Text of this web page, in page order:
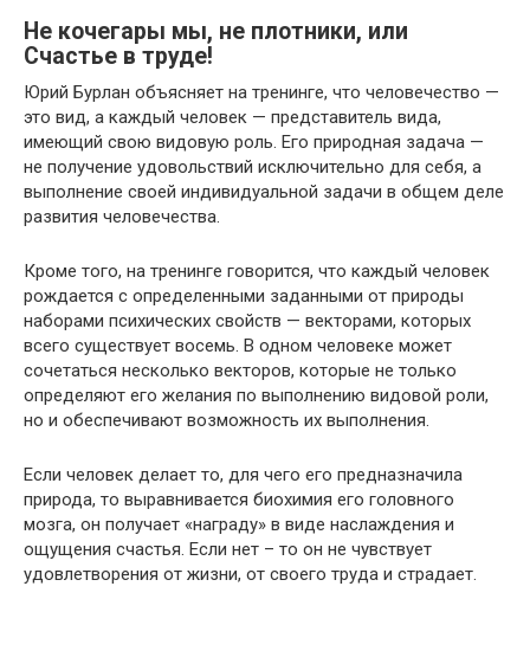
Не кочегары мы, не плотники, или
Счастье в труде!
Юрий Бурлан объясняет на тренинге, что человечество —
это вид, а каждый человек — представитель вида,
имеющий свою видовую роль. Его природная задача —
не получение удовольствий исключительно для себя, а
выполнение своей индивидуальной задачи в общем деле
развития человечества.
Кроме того, на тренинге говорится, что каждый человек
рождается с определенными заданными от природы
наборами психических свойств — векторами, которых
всего существует восемь. В одном человеке может
сочетаться несколько векторов, которые не только
определяют его желания по выполнению видовой роли,
но и обеспечивают возможность их выполнения.
Если человек делает то, для чего его предназначила
природа, то выравнивается биохимия его головного
мозга, он получает «награду» в виде наслаждения и
ощущения счастья. Если нет – то он не чувствует
удовлетворения от жизни, от своего труда и страдает.